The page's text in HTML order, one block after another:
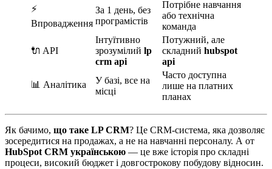
⚡
Впровадження
За 1 день, без
програмістів
Потрібне навчання
або технічна
команда
🔌 API
Інтуїтивно
зрозумілий lp
crm api
Потужний, але
складний hubspot
api
📊 Аналітика
У базі, все на
місці
Часто доступна
лише на платних
планах
Як бачимо, що таке LP CRM? Це CRM-система, яка дозволяє
зосередитися на продажах, а не на навчанні персоналу. А от
HubSpot CRM українською — це вже історія про складні
процеси, високий бюджет і довгострокову побудову відносин.